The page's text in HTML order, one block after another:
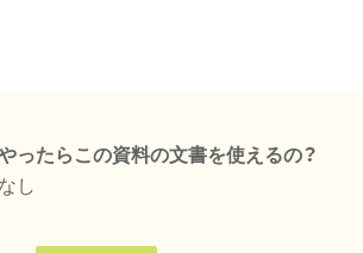
ったらこの資料の文書を使えるの？
し